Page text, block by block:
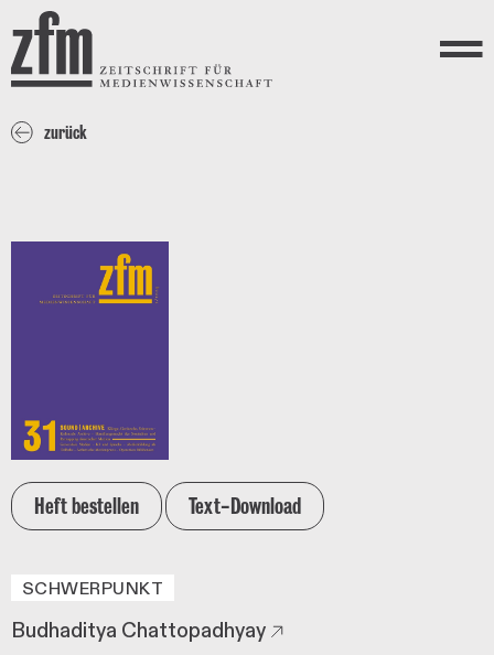
Direkt zum Inhalt
ZEITSCHRIFT FÜR
MEDIENWISSENSCHAFT
Menü
zurück
Heft bestellen Text-Download
SCHWERPUNKT
Budhaditya Chattopadhyay